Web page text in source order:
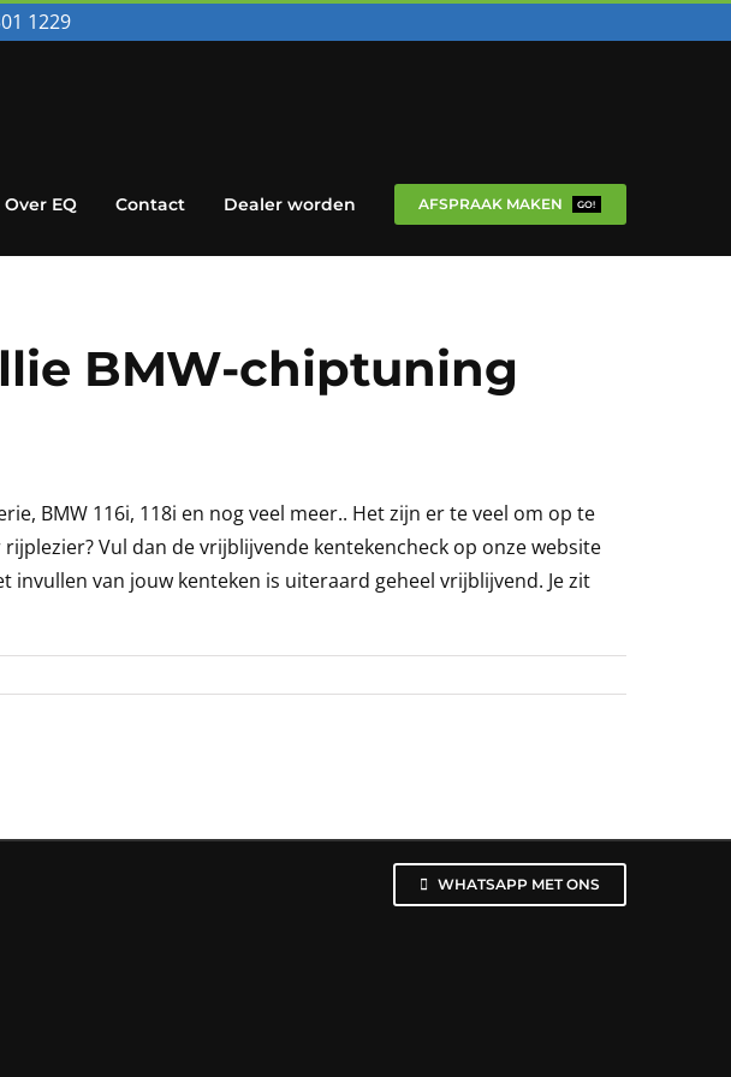
1229
Over EQ Contact Dealer worden AFSPRAAK MAKEN GO!
BMW-chiptuning
BMW 116i, 118i en nog veel meer.. Het zijn er te veel om op te
Vul dan de vrijblijvende kentekencheck op onze website
invullen van jouw kenteken is uiteraard geheel vrijblijvend. Je zit
WHATSAPP MET ONS